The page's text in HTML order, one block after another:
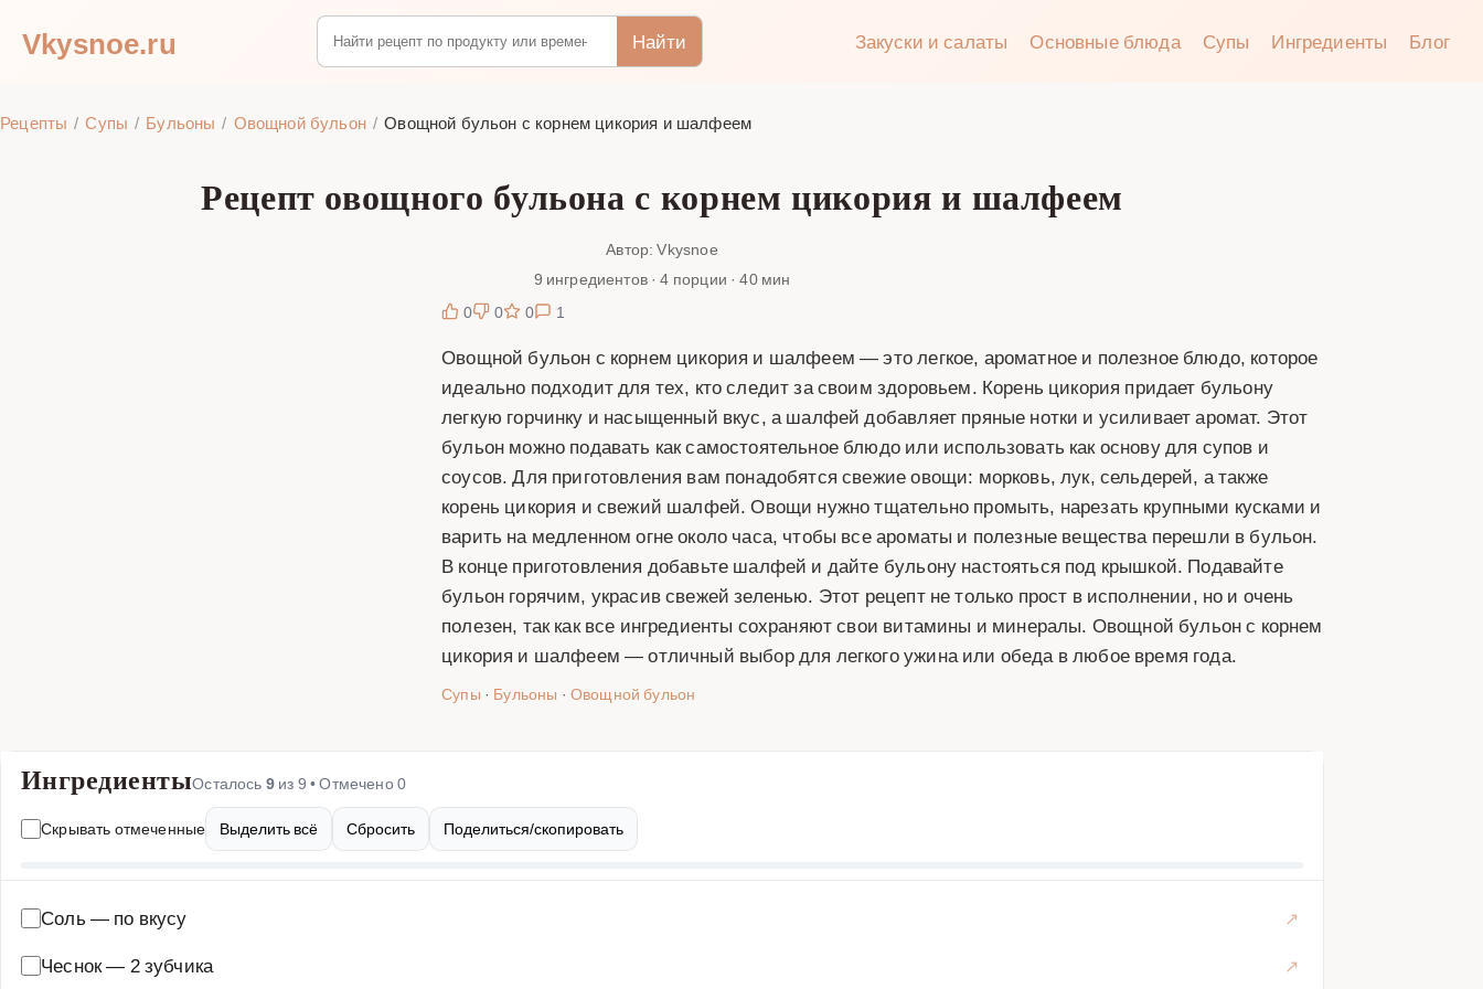
Vkysnoe.ru Найти Закуски и салаты Основные блюда Супы Ингредиенты Блог
Рецепты Супы Бульоны Овощной бульон Овощной бульон с корнем цикория и шалфеем
Рецепт овощного бульона с корнем цикория и шалфеем
Автор: Vkysnoe
9 ингредиентов · 4 порции · 40 мин
0
0 0 1
Овощной бульон с корнем цикория и шалфеем — это легкое, ароматное и полезное блюдо, которое
идеально подходит для тех, кто следит за своим здоровьем. Корень цикория придает бульону
легкую горчинку и насыщенный вкус, а шалфей добавляет пряные нотки и усиливает аромат. Этот
бульон можно подавать как самостоятельное блюдо или использовать как основу для супов и
соусов. Для приготовления вам понадобятся свежие овощи: морковь, лук, сельдерей, а также
корень цикория и свежий шалфей. Овощи нужно тщательно промыть, нарезать крупными кусками и
варить на медленном огне около часа, чтобы все ароматы и полезные вещества перешли в бульон.
В конце приготовления добавьте шалфей и дайте бульону настояться под крышкой. Подавайте
бульон горячим, украсив свежей зеленью. Этот рецепт не только прост в исполнении, но и очень
полезен, так как все ингредиенты сохраняют свои витамины и минералы. Овощной бульон с корнем
цикория и шалфеем — отличный выбор для легкого ужина или обеда в любое время года.
Супы · Бульоны · Овощной бульон
ИнгредиентыОсталось 9из 9 • Отмечено0
Скрывать отмеченные Выделить всё Сбросить Поделиться/скопировать
Соль — по вкусу
Чеснок— 2 зубчика